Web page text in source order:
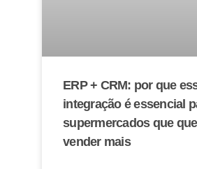
ERP + CRM: por que
integração é essencial
supermercados que
vender mais